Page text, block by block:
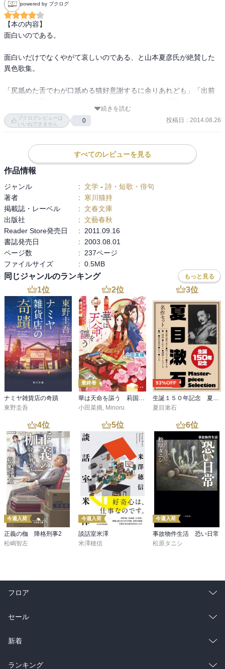
暮らしている。歌集は３冊も大手出版社から出ておりいちおう歌人
（本人は「歌詠み」と称している）であるが、彼の短歌は他に比べ
るものがないほど阿呆らしくて情けなくて笑えるのである。
・尻舐めた舌でわが口舐める猫好意謝するに余りあれど
・四十のやもめとなりて道をゆく犬なら棒に当たるとこだが
しており
・チョンガーの胸のうちなどわかるまい服着てひとり脱いでもひと
り
・今日こそは下着替えむと思いつつまあよかろうと思いまた穿く
・にゃん吉よおまえが死ねばボク独りなんでんかんでん死なでけろ
・お見合いも二回させたが飼い主にできないことは猫にもできぬ
等々、世界に比類なき阿呆
らしい歌の数々。
猫持さんは芯からの大阪人である。
大阪生まれ大阪育ちの私にはどの歌もよくわかって笑え、涙がちょ
ちょぎれるのである。大阪人の最強の武器は、自分の情けなさを笑
える客観視の才能である。
失恋、挫折、失敗、恥、劣等感。自分で自分を笑って元気づける。
辛いことや情けないこと、何でも笑いに転化して楽しむ。若い時に
辛いことがあると、友達と「お前、それマンガやなあ〜」とおたが
いの情けなさをよく笑いあった。「阿保、阿保、阿保の坂田〜」
「アホでんねん！パーでんねん！」という関西芸人の自虐笑いのギ
ャグは大阪人の生き方をよく表している。
猫持さんの歌人としての名誉のために追記すると、前記のような阿
呆らし歌だけでなく、以下のような文学的叙情のある良い歌もあ
る。
・あじさいの咲く道をゆく少年よ花青ければ青きかなしみ
・思い出は風に吹かるる曼珠沙華こころの隅に赤く揺れいる
・ふりむきもせずに小さくなってゆく君との距離を失恋という
powered by ブクログ
【本の内容】
面白いのである。
面白いだけでなくやがて哀しいのである、と山本夏彦氏が絶賛した
異色歌集。
「尻舐めた舌でわが口舐める猫好意謝するに余りあれども」「出前
自称「目医者、うた詠み」、妻に逃げられ、猫と暮らす著者が、過
［　目次　］
バツイチのうた
ダメの人
映画百年
猫じゃ猫じゃ
ワーク・ソング
恋に似たもの
中年エレジー
ドリフターズ・メドレー
日本外史〔ほか〕
［　ＰＯＰ　］
好きだなあ、この歌集。文庫になる前からとても気に入っていて、
ジャンルは違えど面白さから言えば「猫～」か「サラ川」かという
くらいでは、と思っている｡（比べていいのか？）
寒川猫持という歌人については詳しいことは知らないが、略歴を見
ても少々いわくありげで興味をひかれる。
この人の歌は最高に笑えて、なおかつ、しんみりとさせられ、わび
しさ切なさも存分に感じさせてくれる。
飄々とした詠いぶりの中に、関西のお笑い精神に味付けされたユー
モアと自虐がちょうど良いバランスでおさまっている。
愛して止まない飼い猫にゃん吉の歌と別れた妻への歌がやっぱりよ
ろしいですな！
“目の中に入れても痛くない猫であるがさすがに目には入らぬ”
“「女房の風邪が伝染ってしまってね」それをイヤミというのよあん
た”
［　おすすめ度　］
☆☆☆☆☆☆☆　読後の個人的な満足度
読書の速度（時間がかかった・普通・一気に読んだ）
［　関連図書　］
続きを読む
ブクログレビューは
いいねできません
0 投稿日 : 2014.08.26
すべてのレビューを見る
作品情報
ジャンル : 文学 - 詩・短歌・俳句
著者
:
寒川猫持
掲載誌・レーベル
: 文春文庫
出版社
: 文藝春秋
Reader Store発売日
:
2011.09.16
書誌発売日
:
2003.08.01
ページ数
:
237ページ
ファイルサイズ
: 0.5MB
同じジャンルのランキング もっと見る
1位
ナミヤ雑貨店の奇蹟
東野圭吾
2位
最終巻
華は天命を謳う 莉国後宮女医伝 五
小田菜摘, Minoru
3位
93%OFF
生誕１５０年記念 夏目漱石 名作セット
夏目漱石
4位
今週入荷
正義の枷 降格刑事2
松嶋智左
5位
今週入荷
談話室米澤
米澤穂信
6位
今週入荷
事故物件生活 恐い日常
松原タニシ
フロア
総合
ラノベ
雑誌・グラビア
セール
総合
ラノベ
新着
総合
ランキング